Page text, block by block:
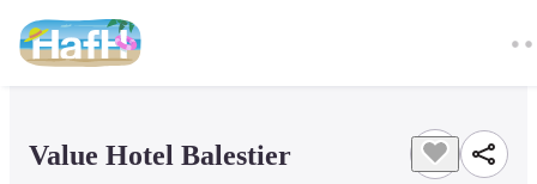
Value Hotel Balestier